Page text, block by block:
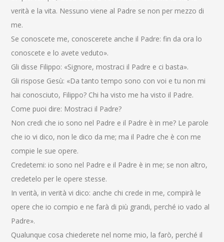
verità e la vita. Nessuno viene al Padre se non per mezzo di
me.
Se conoscete me, conoscerete anche il Padre: fin da ora lo
conoscete e lo avete veduto».
Gli disse Filippo: «Signore, mostraci il Padre e ci basta».
Gli rispose Gesù: «Da tanto tempo sono con voi e tu non mi
hai conosciuto, Filippo? Chi ha visto me ha visto il Padre.
Come puoi dire: Mostraci il Padre?
Non credi che io sono nel Padre e il Padre è in me? Le parole
che io vi dico, non le dico da me; ma il Padre che è con me
compie le sue opere.
Credetemi: io sono nel Padre e il Padre è in me; se non altro,
credetelo per le opere stesse.
In verità, in verità vi dico: anche chi crede in me, compirà le
opere che io compio e ne farà di più grandi, perché io vado al
Padre».
Qualunque cosa chiederete nel nome mio, la farò, perché il